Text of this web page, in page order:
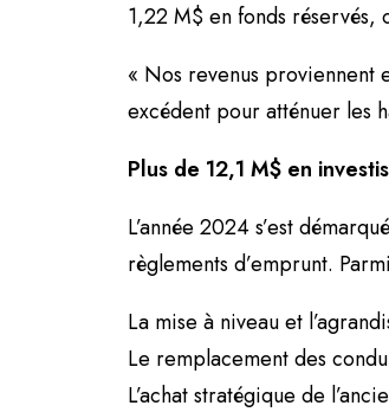
1,22 M$ en fonds réservés,
« Nos revenus proviennent
excédent pour atténuer les
Plus de 12,1 M$ en
L’année 2024 s’est
règlements d’emprunt.
La mise à niveau et
Le remplacement des
L’achat stratégique de